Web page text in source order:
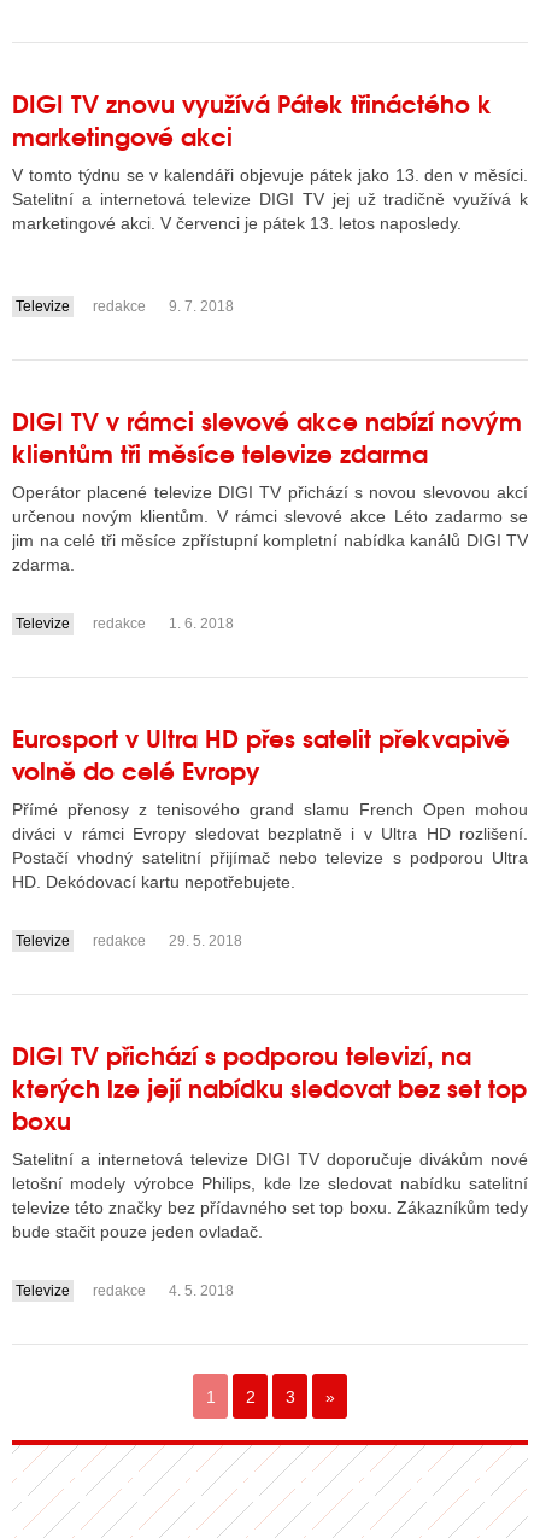
....
DIGI TV znovu využívá Pátek třináctého k
marketingové akci
V tomto týdnu se v kalendáři objevuje pátek jako 13. den v měsíci.
Satelitní a internetová televize DIGI TV jej už tradičně využívá k
marketingové akci. V červenci je pátek 13. letos naposledy.
....
Televize redakce 9. 7. 2018
DIGI TV v rámci slevové akce nabízí novým
klientům tři měsíce televize zdarma
Operátor placené televize DIGI TV přichází s novou slevovou akcí
určenou novým klientům. V rámci slevové akce Léto zadarmo se
jim na celé tři měsíce zpřístupní kompletní nabídka kanálů DIGI TV
zdarma.
....
Televize redakce 1. 6. 2018
Eurosport v Ultra HD přes satelit překvapivě
volně do celé Evropy
Přímé přenosy z tenisového grand slamu French Open mohou
diváci v rámci Evropy sledovat bezplatně i v Ultra HD rozlišení.
Postačí vhodný satelitní přijímač nebo televize s podporou Ultra
HD. Dekódovací kartu nepotřebujete.
....
Televize redakce 29. 5. 2018
DIGI TV přichází s podporou televizí, na
kterých lze její nabídku sledovat bez set top
boxu
Satelitní a internetová televize DIGI TV doporučuje divákům nové
letošní modely výrobce Philips, kde lze sledovat nabídku satelitní
televize této značky bez přídavného set top boxu. Zákazníkům tedy
bude stačit pouze jeden ovladač.
....
Televize redakce 4. 5. 2018
1 2 3 »